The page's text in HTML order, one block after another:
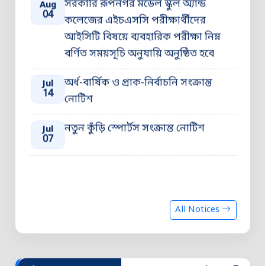
04
কলেজের এইচএসসি পরীক্ষার্থীদের
আইসিটি বিষয়ে ব্যবহারিক পরীক্ষা নিম্ন
বর্ণিত সময়সূচি অনুযায়ি অনুষ্ঠিত হবে
Jul
14
অর্ধ-বার্ষিক ও প্রাক-নির্বাচনি সংক্রান্ত
নোটিশ
Jul
07
নতুন কুঁড়ি স্পোর্টস সংক্রান্ত নোটিশ
All Notices